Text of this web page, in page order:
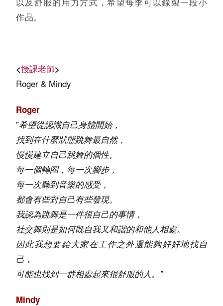
作品。
<授課老師>
Roger & Mindy
Roger
”希望從認識自己身體開始，
找到在什麼狀態跳舞最自然，
慢慢建立自己跳舞的個性。
每一個轉圈，每一次腳步，
每一次聽到音樂的感受，
都會有些對自己有些發現。
我認為跳舞是一件很自己的事情，
社交舞則是如何既自我又和諧的和他人相處。
因此我想要給大家在工作之外還能夠好好地找自
己，
可能也找到一群相處起來很舒服的人。 ”
Mindy